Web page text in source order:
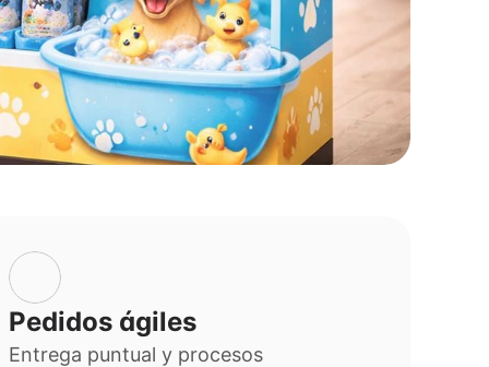
Pedidos ágiles
Entrega puntual y procesos